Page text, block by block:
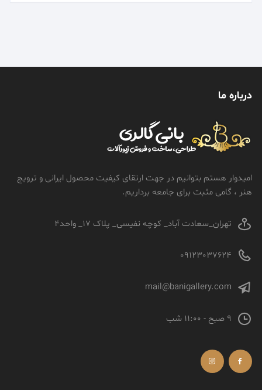
درباره ما
امیدوار هستم بتوانیم در جهت ارتقای کیفیت محصول ایرانی و ترویج
هنر ، گامی مثبت برای جامعه برداریم.
تهران_سعادت آباد_ کوچه نفیسی_ پلاک 17_ واحد4
09123037624
mail@banigallery.com
9 صبح - 11:00 شب